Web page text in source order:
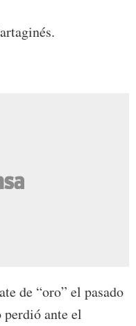
de “oro” el pasado
perdió ante el